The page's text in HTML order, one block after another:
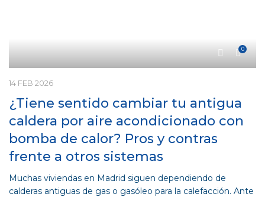
0
14 FEB 2026
¿Tiene sentido cambiar tu antigua
caldera por aire acondicionado con
bomba de calor? Pros y contras
frente a otros sistemas
Muchas viviendas en Madrid siguen dependiendo de
calderas antiguas de gas o gasóleo para la calefacción. Ante